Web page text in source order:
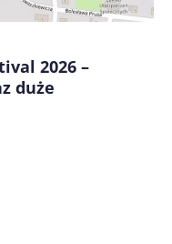
2026 –
duże